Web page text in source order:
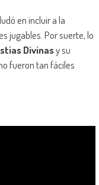
en incluir a la
jugables. Por suerte, lo
Divinasy su
fueron tan fáciles